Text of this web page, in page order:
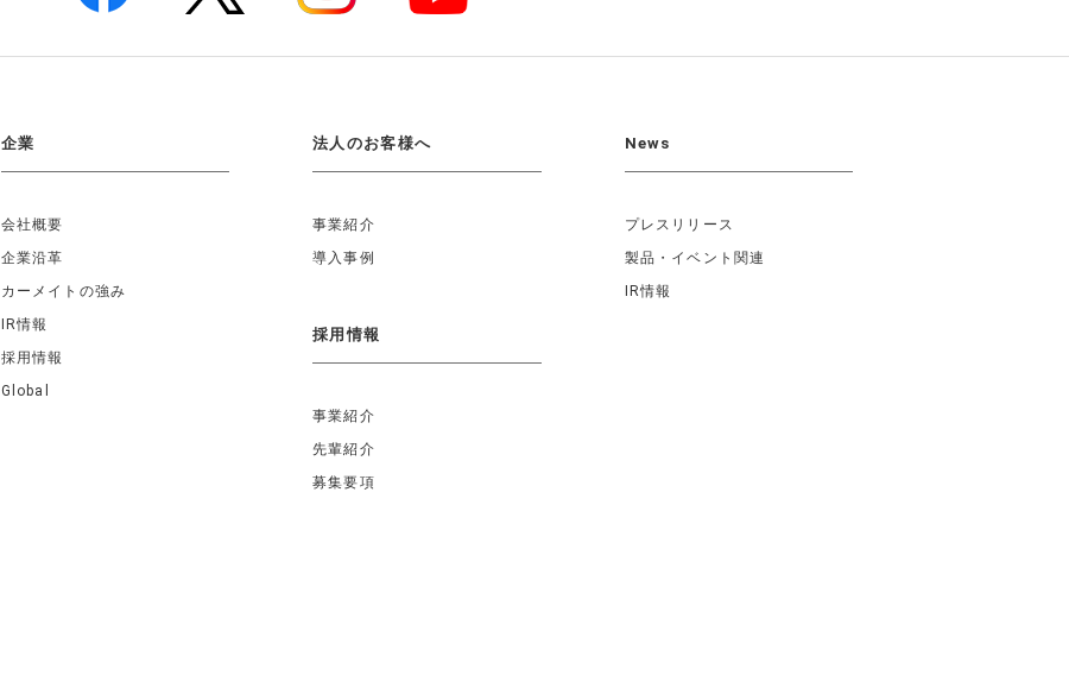
企業
会社概要
企業沿革
カーメイトの強み
IR情報
採用情報
Global
法人のお客様へ
事業紹介
導入事例
News
プレスリリース
製品・イベント関連
IR情報
採用情報
事業紹介
先輩紹介
募集要項